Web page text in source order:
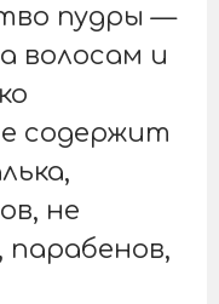
пудры —
волосам и
содержит
не